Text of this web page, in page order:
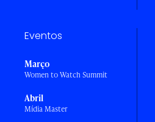
Eventos
Março
Women to Watch Summit
Abril
Mídia Master